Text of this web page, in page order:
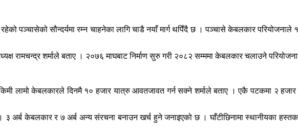
पञ्चासेको सौन्दर्यमा रम्न चाहनेका लागि चाडै नयाँ मार्ग थपिँदै छ । पञ्चासे केबलकार
रामचन्द्र शर्माले बताए । २०७६ माघबाट निर्माण सुरु गरी २०८२ सम्ममा केबलकार चलाउने
लामो केबलकारले दिनमै १० हजार यात्रु आवतजावत गर्न सक्ने शर्माले बताए । एकै पटकमा २ हजार
केबलकार र ७ अर्ब अन्य संरचना बनाउन खर्च हुने जनाइएको छ । घाँटीछिनामा स्थानीयका